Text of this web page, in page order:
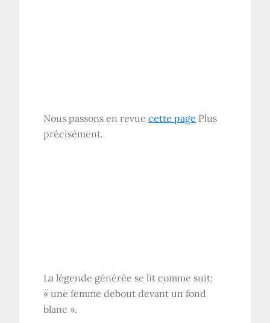
Nous passons en revuecette page Plus
précisément.
La légende générée se lit comme suit:
« une femme debout devant un fond
blanc ».